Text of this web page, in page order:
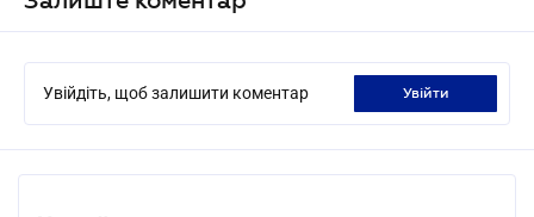
Увійдіть, щоб залишити коментар увійти